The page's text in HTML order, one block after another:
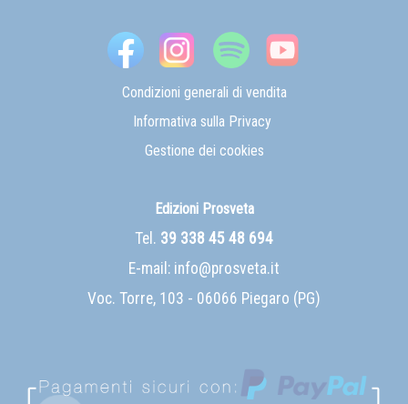
Condizioni generali di vendita
Informativa sulla Privacy
Gestione dei cookies
Edizioni Prosveta
Tel. 39 338 45 48 694
E-mail: info@prosveta.it
Voc. Torre, 103 - 06066 Piegaro (PG)